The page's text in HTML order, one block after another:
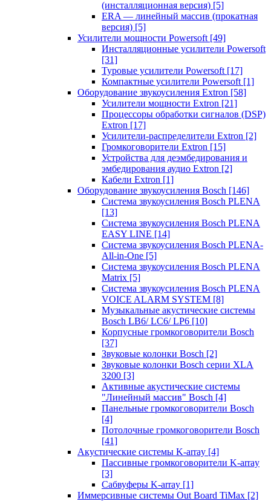
(инсталляционная версия) [5]
ERA — линейный массив (прокатная
версия) [5]
Усилители мощности Powersoft [49]
Инсталляционные усилители Powersoft
[31]
Туровые усилители Powersoft [17]
Компактные усилители Powersoft [1]
Оборудование звукоусиления Extron [58]
Усилители мощности Extron [21]
Процессоры обработки сигналов (DSP)
Extron [17]
Усилители-распределители Extron [2]
Громкоговорители Extron [15]
Устройства для деэмбедирования и
эмбедирования аудио Extron [2]
Кабели Extron [1]
Оборудование звукоусиления Bosch [146]
Система звукоусиления Bosch PLENA
[13]
Система звукоусиления Bosch PLENA
EASY LINE [14]
Система звукоусиления Bosch PLENA-
All-in-One [5]
Система звукоусиления Bosch PLENA
Matrix [5]
Система звукоусиления Bosch PLENA
VOICE ALARM SYSTEM [8]
Музыкальные акустические системы
Bosch LB6/ LC6/ LP6 [10]
Корпусные громкоговорители Bosch
[37]
Звуковые колонки Bosch [2]
Звуковые колонки Bosch серии XLA
3200 [3]
Активные акустические системы
"Линейный массив" Bosch [4]
Панельные громкоговорители Bosch
[4]
Потолочные громкоговорители Bosch
[41]
Акустические системы K-array [4]
Пассивные громкоговорители K-array
[3]
Сабвуферы K-array [1]
Иммерсивные системы Out Board TiMax [2]